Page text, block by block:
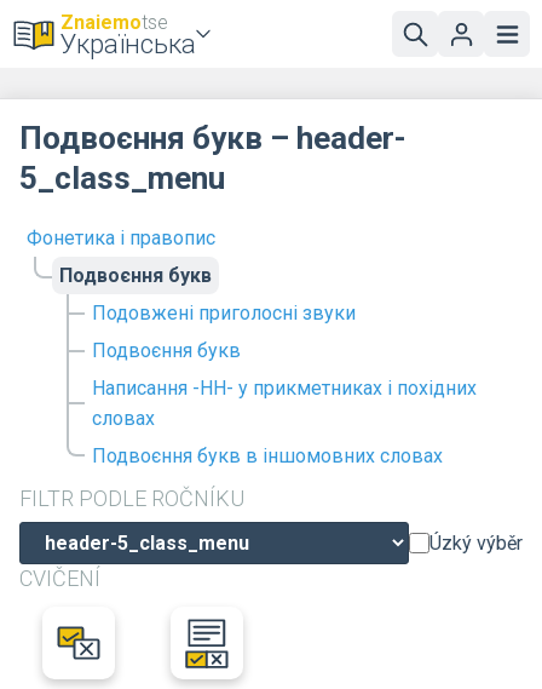
Znaiemotse
Українська
Фонетика і правопис
Подвоєння букв
Подовжені приголосні звуки
Подвоєння букв
Написання -НН- у прикметниках і похідних
словах
Подвоєння букв в іншомовних словах
FILTR PODLE ROČNÍKU
Úzký výběr
CVIČENÍ
Подвоєння букв – header-
5_class_menu